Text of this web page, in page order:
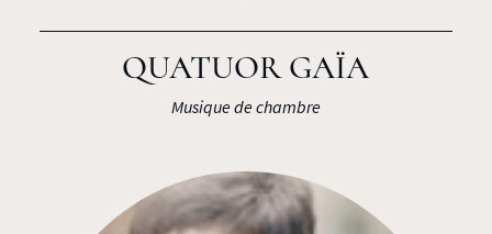
QUATUOR GAÏA
Musique de chambre